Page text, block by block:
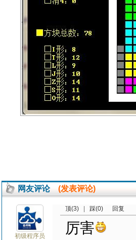
网友评论 (发表评论)
初级程序员
顶(3) 踩(0) 回复
厉害